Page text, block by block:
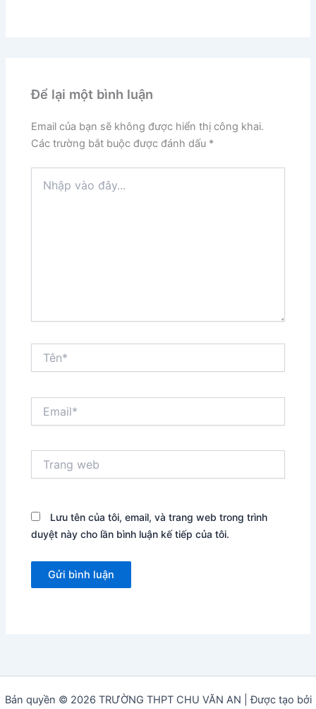
Để lại một bình luận
Email của bạn sẽ không được hiển thị công khai.
Các trường bắt buộc được đánh dấu *
vào
web
Lưu tên của tôi, email, và trang web trong trình
duyệt này cho lần bình luận kế tiếp của tôi.
Bản quyền © 2026 TRƯỜNG THPT CHU VĂN AN | Được tạo bởi